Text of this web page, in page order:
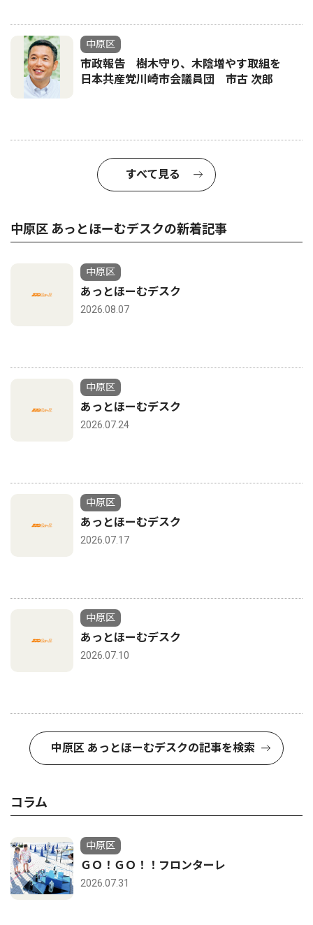
中原区
市政報告 樹木守り、木陰増やす取組を
日本共産党川崎市会議員団 市古 次郎
すべて見る
中原区 あっとほーむデスクの新着記事
中原区
あっとほーむデスク
2026.08.07
中原区
あっとほーむデスク
2026.07.24
中原区
あっとほーむデスク
2026.07.17
中原区
あっとほーむデスク
2026.07.10
中原区 あっとほーむデスクの記事を検索
コラム
中原区
ＧＯ！ＧＯ！！フロンターレ
2026.07.31